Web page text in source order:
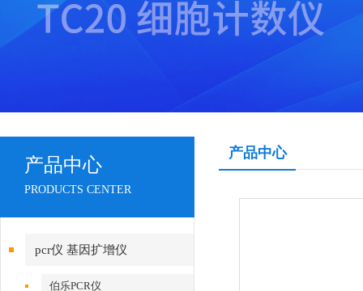
产品中心
PRODUCTS CENTER
pcr仪 基因扩增仪
伯乐PCR仪
产品中心